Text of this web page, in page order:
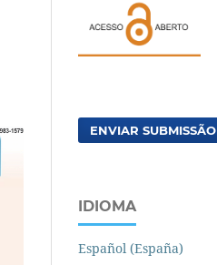
ENVIAR SUBMISSÃO
IDIOMA
Español (España)